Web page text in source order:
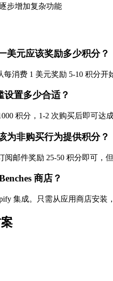
步增加复杂功能
美元应该奖励多少积分？
每消费 1 美元奖励 5-10 积分
设置多少合适？
积分，1-2 次购买后即可
为非购买行为提供积分？
邮件奖励 25-50 积分即可，
商店？
集成。只需从应用商店安装